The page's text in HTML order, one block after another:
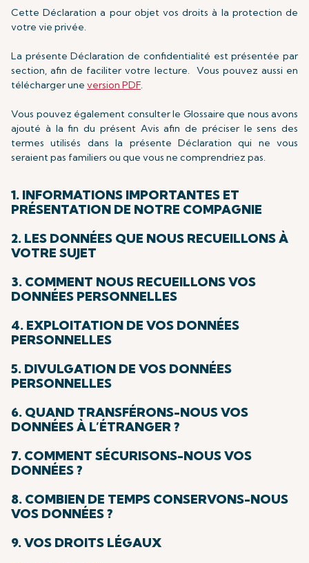
Cette Déclaration a pour objet vos droits à la protection de
votre vie privée.
La présente Déclaration de confidentialité est présentée par
section, afin de faciliter votre lecture. Vous pouvez aussi en
télécharger une version PDF.
Vous pouvez également consulter le Glossaire que nous avons
ajouté à la fin du présent Avis afin de préciser le sens des
termes utilisés dans la présente Déclaration qui ne vous
seraient pas familiers ou que vous ne comprendriez pas.
1. INFORMATIONS IMPORTANTES ET
PRÉSENTATION DE NOTRE COMPAGNIE
2. LES DONNÉES QUE NOUS RECUEILLONS À
VOTRE SUJET
3. COMMENT NOUS RECUEILLONS VOS
DONNÉES PERSONNELLES
4. EXPLOITATION DE VOS DONNÉES
PERSONNELLES
5. DIVULGATION DE VOS DONNÉES
PERSONNELLES
6. QUAND TRANSFÉRONS-NOUS VOS
DONNÉES À L’ÉTRANGER ?
7. COMMENT SÉCURISONS-NOUS VOS
DONNÉES ?
8. COMBIEN DE TEMPS CONSERVONS-NOUS
VOS DONNÉES ?
9. VOS DROITS LÉGAUX